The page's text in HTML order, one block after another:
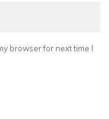
browser for next time I